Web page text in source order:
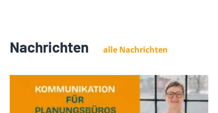
Nachrichten alle Nachrichten